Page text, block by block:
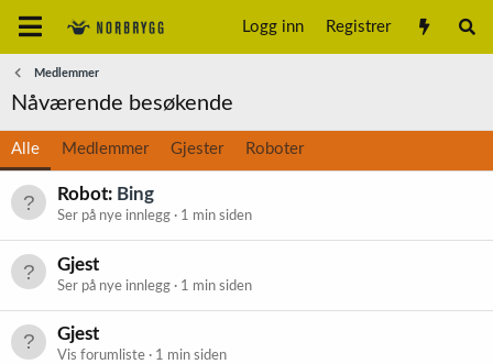
Logg inn Registrer
Medlemmer
Nåværende besøkende
Alle Medlemmer Gjester Roboter
Robot: Bing
Ser på nye innlegg 1 min siden
Gjest
Ser på nye innlegg 1 min siden
Gjest
Vis forumliste 1 min siden